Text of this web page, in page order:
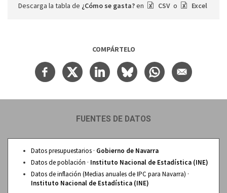
Descarga la tabla de ¿Cómo se gasta?en CSV o Excel
COMPÁRTELO
FUENTES DE DATOS
Datos presupuestarios · Gobierno de Navarra
Datos de población · Instituto Nacional de Estadística (INE)
Datos de inflación (Medias anuales de IPC para Navarra) ·
Instituto Nacional de Estadística (INE)